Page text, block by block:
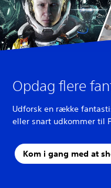
Opdag flere
Udforsk en række
eller snart udkommer til
Kom i gang med at